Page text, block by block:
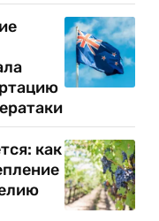
как